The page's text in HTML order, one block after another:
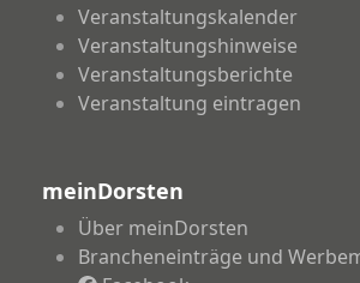
Veranstaltungskalender
Veranstaltungshinweise
Veranstaltungsberichte
Veranstaltung eintragen
meinDorsten
Über meinDorsten
Brancheneinträge und